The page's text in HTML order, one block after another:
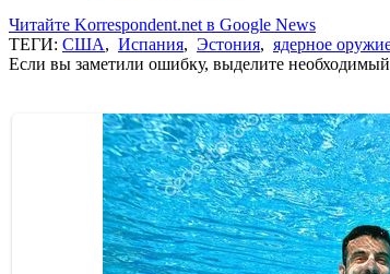
Читайте Korrespondent.net в Google News
ТЕГИ: США, Испания, Эстония, ядерное
Если вы заметили ошибку, выделите